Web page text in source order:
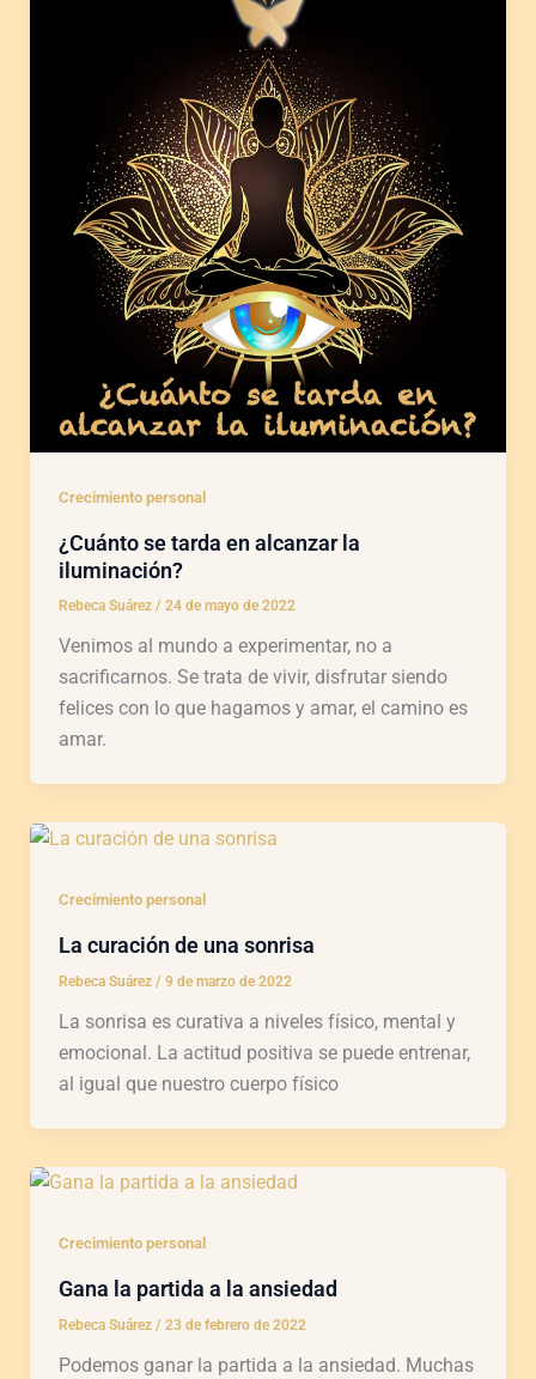
Crecimiento personal
¿Cuánto se tarda en alcanzar la
iluminación?
Rebeca Suárez / 24 de mayo de 2022
Venimos al mundo a experimentar, no a
sacrificarnos. Se trata de vivir, disfrutar siendo
felices con lo que hagamos y amar, el camino es
amar.
Crecimiento personal
La curación de una sonrisa
Rebeca Suárez / 9 de marzo de 2022
La sonrisa es curativa a niveles físico, mental y
emocional. La actitud positiva se puede entrenar,
al igual que nuestro cuerpo físico
Crecimiento personal
Gana la partida a la ansiedad
Rebeca Suárez / 23 de febrero de 2022
Podemos ganar la partida a la ansiedad. Muchas